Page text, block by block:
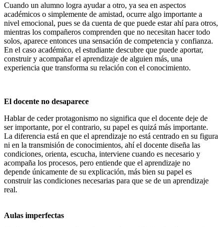
Cuando un alumno logra ayudar a otro, ya sea en aspectos
académicos o simplemente de amistad, ocurre algo importante a
nivel emocional, pues se da cuenta de que puede estar ahí para otros,
mientras los compañeros comprenden que no necesitan hacer todo
solos, aparece entonces una sensación de competencia y confianza.
En el caso académico, el estudiante descubre que puede aportar,
construir y acompañar el aprendizaje de alguien más, una
experiencia que transforma su relación con el conocimiento.
El docente no desaparece
Hablar de ceder protagonismo no significa que el docente deje de
ser importante, por el contrario, su papel es quizá más importante.
La diferencia está en que el aprendizaje no está centrado en su figura
ni en la transmisión de conocimientos, ahí el docente diseña las
condiciones, orienta, escucha, interviene cuando es necesario y
acompaña los procesos, pero entiende que el aprendizaje no
depende únicamente de su explicación, más bien su papel es
construir las condiciones necesarias para que se de un aprendizaje
real.
Aulas imperfectas